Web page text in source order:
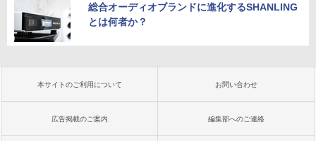
総合オーディオブランドに進化するSHANLING
とは何者か？
本サイトのご利用について お問い合わせ
広告掲載のご案内 編集部へのご連絡